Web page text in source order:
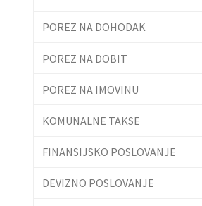
POREZ NA DOHODAK
POREZ NA DOBIT
POREZ NA IMOVINU
KOMUNALNE TAKSE
FINANSIJSKO POSLOVANJE
DEVIZNO POSLOVANJE